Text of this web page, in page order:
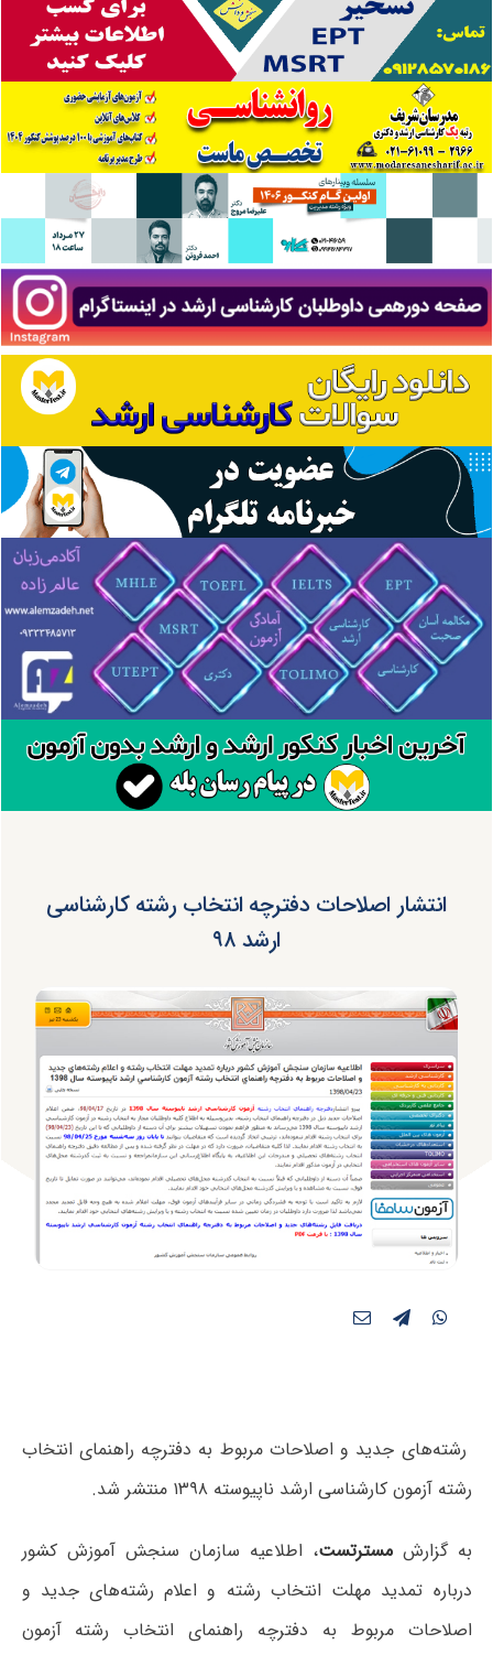
انتشار اصلاحات دفترچه انتخاب رشته کارشناسی
ارشد ۹۸
رشته‌های جدید و اصلاحات مربوط به دفترچه راهنمای انتخاب
رشته آزمون کارشناسی ارشد ناپیوسته ۱۳۹۸ منتشر شد.
به گزارشمسترتست، اطلاعیه سازمان سنجش آموزش کشور
درباره تمدید مهلت انتخاب رشته و اعلام رشته‌های جدید و
اصلاحات مربوط به دفترچه راهنمای انتخاب رشته آزمون